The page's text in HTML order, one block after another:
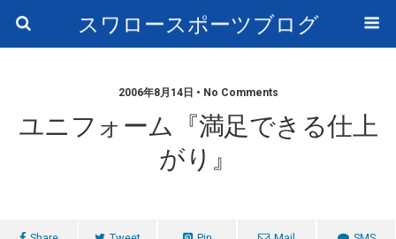
スワロースポーツブログ
2006年8月14日 • No Comments
ユニフォーム『満足できる仕上
がり』